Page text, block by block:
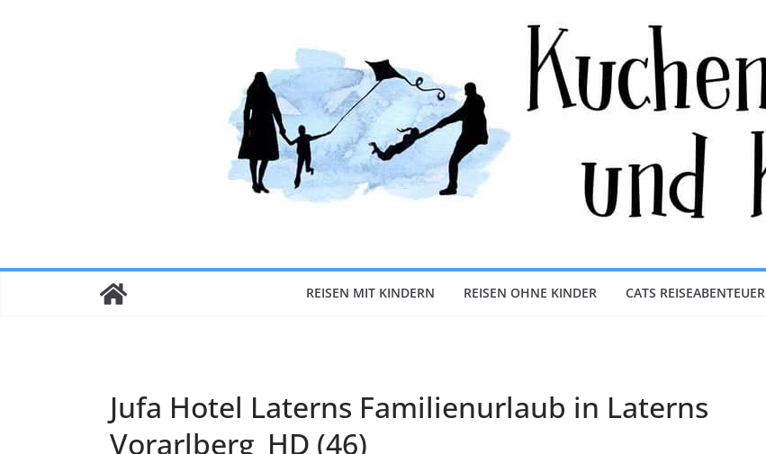
REISEN MIT KINDERN REISEN OHNE KINDER CATS REISEABENTEUER
Jufa Hotel Laterns Familienurlaub in Laterns
Vorarlberg_HD (46)